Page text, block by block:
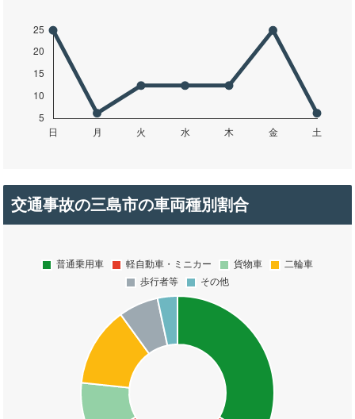
交通事故の三島市の車両種別割合